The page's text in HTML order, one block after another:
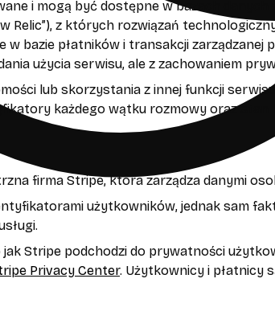
i mogą być dostępne w bazach danych
Relic”), z których rozwiązań
bazie płatników i transakcji zarządzanej
użycia serwisu, ale z zachowaniem
lub skorzystania z innej funkcji
każdego wątku rozmowy oraz stan
firma Stripe, która zarządza danymi
użytkowników, jednak sam
Stripe podchodzi do prywatności
Privacy Center. Użytkownicy i płatnicy